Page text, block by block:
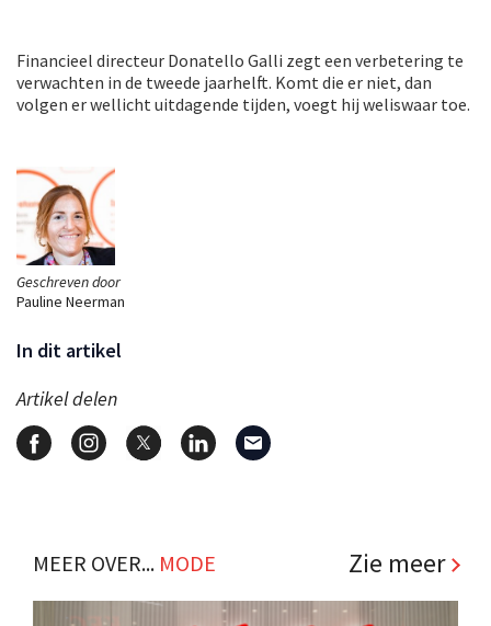
Geschreven door
Pauline Neerman
In dit artikel
Artikel delen
Financieel directeur Donatello Galli zegt een verbetering te
verwachten in de tweede jaarhelft. Komt die er niet, dan
volgen er wellicht uitdagende tijden, voegt hij weliswaar toe.
MEER OVER... MODE Zie meer